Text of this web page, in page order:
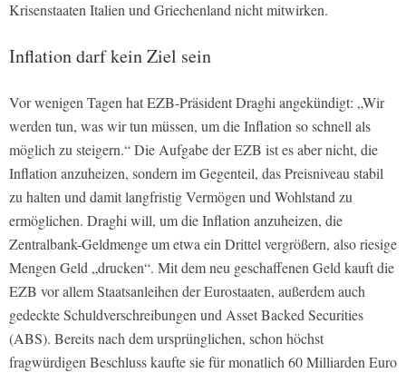
Krisenstaaten Italien und Griechenland nicht mitwirken.
Inflation darf kein Ziel sein
Vor wenigen Tagen hat EZB-Präsident Draghi angekündigt: „Wir
werden tun, was wir tun müssen, um die Inflation so schnell als
möglich zu steigern.“ Die Aufgabe der EZB ist es aber nicht, die
Inflation anzuheizen, sondern im Gegenteil, das Preisniveau stabil
zu halten und damit langfristig Vermögen und Wohlstand zu
ermöglichen. Draghi will, um die Inflation anzuheizen, die
Zentralbank-Geldmenge um etwa ein Drittel vergrößern, also riesige
Mengen Geld „drucken“. Mit dem neu geschaffenen Geld kauft die
EZB vor allem Staatsanleihen der Eurostaaten, außerdem auch
gedeckte Schuldverschreibungen und Asset Backed Securities
(ABS). Bereits nach dem ursprünglichen, schon höchst
fragwürdigen Beschluss kaufte sie für monatlich 60 Milliarden Euro